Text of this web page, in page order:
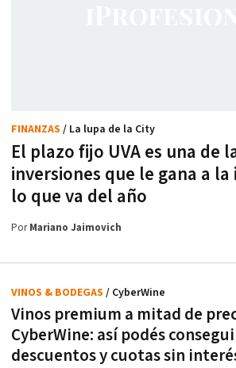
El plazo fijo UVA es una de
inversiones que le gana a
lo que va del año
FINANZAS / La lupa de la City
PorMariano Jaimovich
Vinos premium a mitad de
CyberWine: así podés
descuentos y cuotas sin
VINOS & BODEGAS / CyberWine